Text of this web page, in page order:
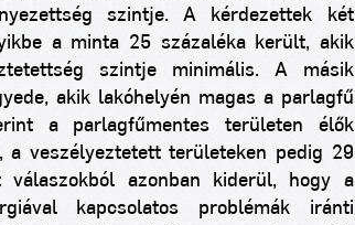
szintje. A kérdezettek két
a minta 25 százaléka került, akik
szintje minimális. A másik
akik lakóhelyén magas a parlagfű
a parlagfűmentes területen élők
a veszélyeztetett területeken pedig 29
azonban kiderül, hogy a
kapcsolatos problémák iránti